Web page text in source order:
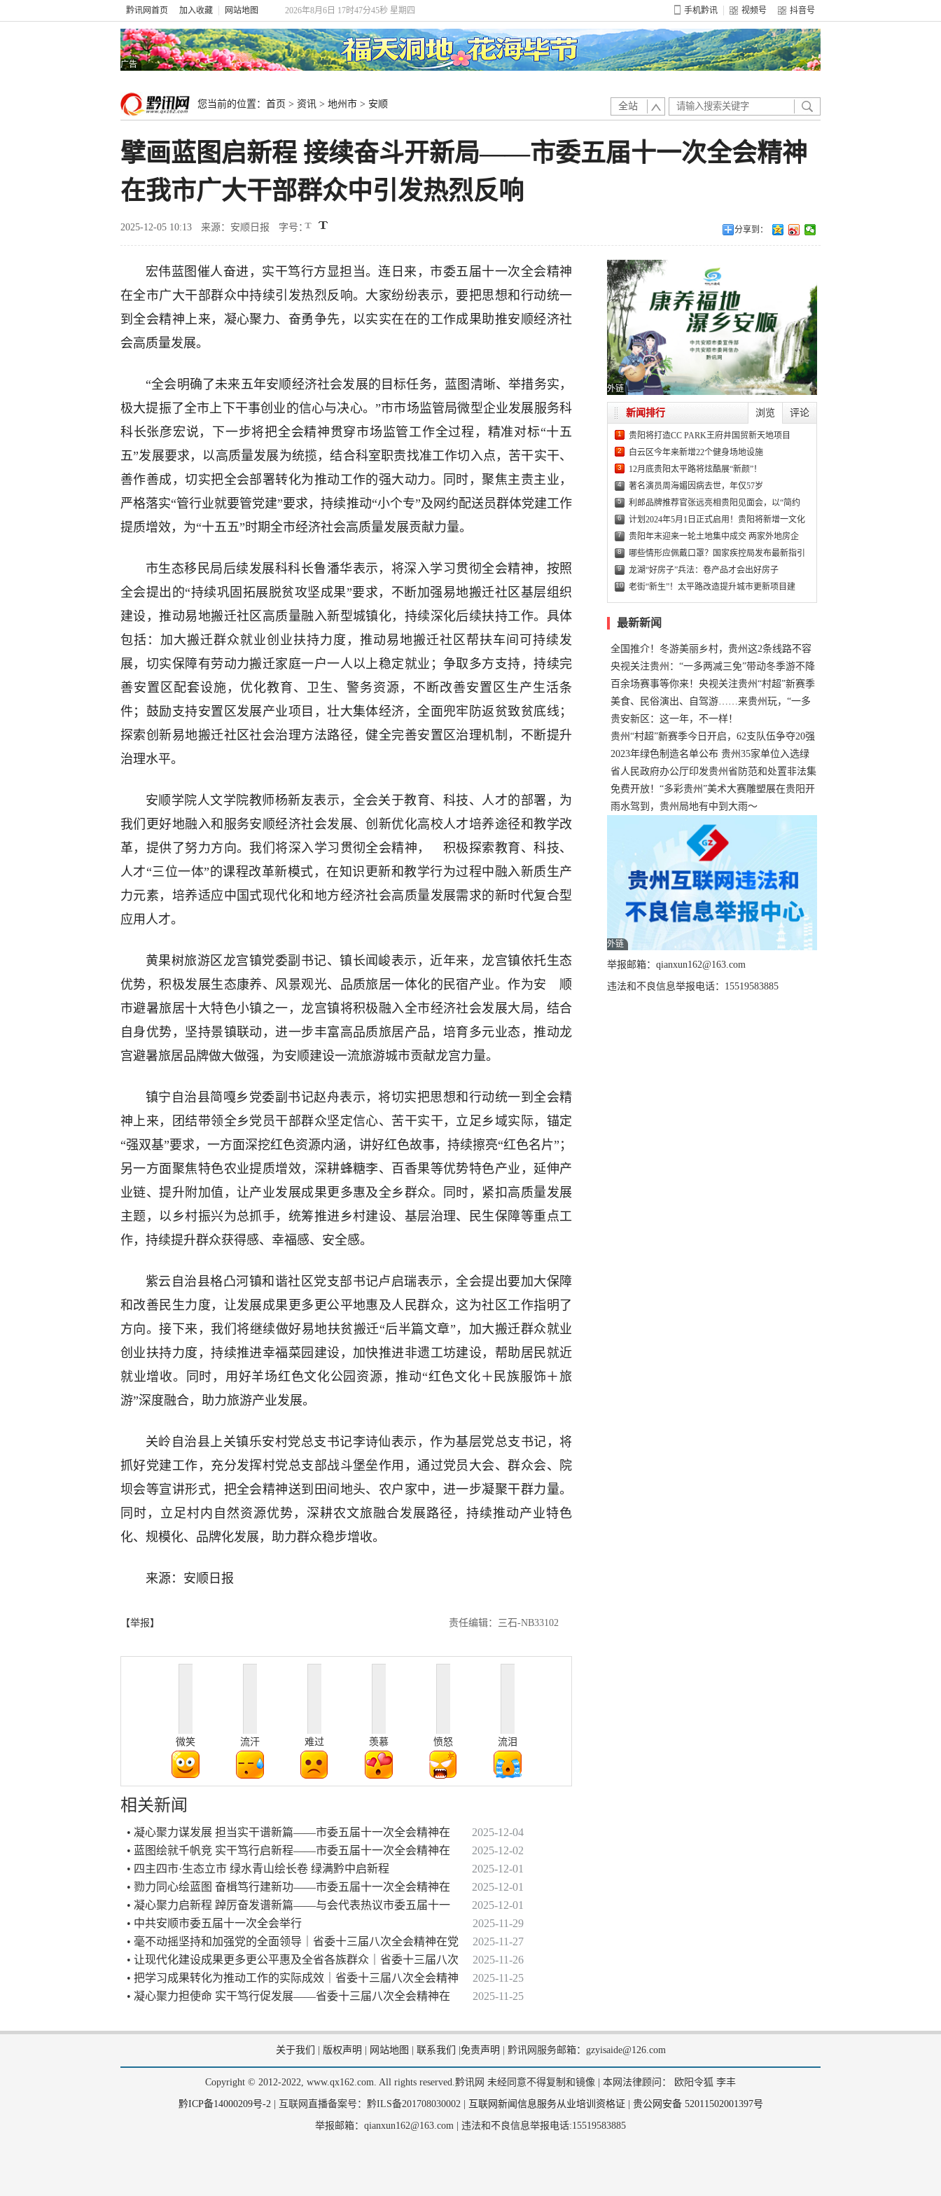
黔讯网首页 加入收藏 网站地图 2026年8月6日 17时47分45秒 星期四 手机黔讯 视频号 抖音号
广告
您当前的位置： 首页 > 资讯 > 地州市 > 安顺 全站
擘画蓝图启新程 接续奋斗开新局——市委五届十一次全会精神
在我市广大干部群众中引发热烈反响
2025-12-05 10:13 来源：安顺日报 字号： 分享到：
宏伟蓝图催人奋进，实干笃行方显担当。连日来，市委五届十一次全会精神
在全市广大干部群众中持续引发热烈反响。大家纷纷表示，要把思想和行动统一
到全会精神上来，凝心聚力、奋勇争先，以实实在在的工作成果助推安顺经济社
会高质量发展。
“全会明确了未来五年安顺经济社会发展的目标任务，蓝图清晰、举措务实，
极大提振了全市上下干事创业的信心与决心。”市市场监管局微型企业发展服务科
科长张彦宏说，下一步将把全会精神贯穿市场监管工作全过程，精准对标“十五
五”发展要求，以高质量发展为统揽，结合科室职责找准工作切入点，苦干实干、
善作善成，切实把全会部署转化为推动工作的强大动力。同时，聚焦主责主业，
严格落实“管行业就要管党建”要求，持续推动“小个专”及网约配送员群体党建工作
提质增效，为“十五五”时期全市经济社会高质量发展贡献力量。
市生态移民局后续发展科科长鲁潘华表示，将深入学习贯彻全会精神，按照
全会提出的“持续巩固拓展脱贫攻坚成果”要求，不断加强易地搬迁社区基层组织
建设，推动易地搬迁社区高质量融入新型城镇化，持续深化后续扶持工作。具体
包括：加大搬迁群众就业创业扶持力度，推动易地搬迁社区帮扶车间可持续发
展，切实保障有劳动力搬迁家庭一户一人以上稳定就业；争取多方支持，持续完
善安置区配套设施，优化教育、卫生、警务资源，不断改善安置区生产生活条
件；鼓励支持安置区发展产业项目，壮大集体经济，全面兜牢防返贫致贫底线；
探索创新易地搬迁社区社会治理方法路径，健全完善安置区治理机制，不断提升
治理水平。
安顺学院人文学院教师杨新友表示，全会关于教育、科技、人才的部署，为
我们更好地融入和服务安顺经济社会发展、创新优化高校人才培养途径和教学改
革，提供了努力方向。我们将深入学习贯彻全会精神， 积极探索教育、科技、
人才“三位一体”的课程改革新模式，在知识更新和教学行为过程中融入新质生产
力元素，培养适应中国式现代化和地方经济社会高质量发展需求的新时代复合型
应用人才。
黄果树旅游区龙宫镇党委副书记、镇长闻峻表示，近年来，龙宫镇依托生态
优势，积极发展生态康养、风景观光、品质旅居一体化的民宿产业。作为安 顺
市避暑旅居十大特色小镇之一，龙宫镇将积极融入全市经济社会发展大局，结合
自身优势，坚持景镇联动，进一步丰富高品质旅居产品，培育多元业态，推动龙
宫避暑旅居品牌做大做强，为安顺建设一流旅游城市贡献龙宫力量。
镇宁自治县简嘎乡党委副书记赵舟表示，将切实把思想和行动统一到全会精
神上来，团结带领全乡党员干部群众坚定信心、苦干实干，立足乡域实际，锚定
“强双基”要求，一方面深挖红色资源内涵，讲好红色故事，持续擦亮“红色名片”；
另一方面聚焦特色农业提质增效，深耕蜂糖李、百香果等优势特色产业，延伸产
业链、提升附加值，让产业发展成果更多惠及全乡群众。同时，紧扣高质量发展
主题，以乡村振兴为总抓手，统筹推进乡村建设、基层治理、民生保障等重点工
作，持续提升群众获得感、幸福感、安全感。
紫云自治县格凸河镇和谐社区党支部书记卢启瑞表示，全会提出要加大保障
和改善民生力度，让发展成果更多更公平地惠及人民群众，这为社区工作指明了
方向。接下来，我们将继续做好易地扶贫搬迁“后半篇文章”，加大搬迁群众就业
创业扶持力度，持续推进幸福菜园建设，加快推进非遗工坊建设，帮助居民就近
就业增收。同时，用好羊场红色文化公园资源，推动“红色文化＋民族服饰＋旅
游”深度融合，助力旅游产业发展。
关岭自治县上关镇乐安村党总支书记李诗仙表示，作为基层党总支书记，将
抓好党建工作，充分发挥村党总支部战斗堡垒作用，通过党员大会、群众会、院
坝会等宣讲形式，把全会精神送到田间地头、农户家中，进一步凝聚干群力量。
同时，立足村内自然资源优势，深耕农文旅融合发展路径，持续推动产业特色
化、规模化、品牌化发展，助力群众稳步增收。
来源：安顺日报
【举报】 责任编辑：三石-NB33102
微笑 流汗 难过 羡慕 愤怒 流泪
相关新闻
• 凝心聚力谋发展 担当实干谱新篇——市委五届十一次全会精神在
2025-12-04
• 蓝图绘就千帆竞 实干笃行启新程——市委五届十一次全会精神在
2025-12-02
• 四主四市·生态立市 绿水青山绘长卷 绿满黔中启新程
2025-12-01
• 勠力同心绘蓝图 奋楫笃行建新功——市委五届十一次全会精神在
2025-12-01
• 凝心聚力启新程 踔厉奋发谱新篇——与会代表热议市委五届十一
2025-12-01
• 中共安顺市委五届十一次全会举行
2025-11-29
• 毫不动摇坚持和加强党的全面领导｜省委十三届八次全会精神在党
2025-11-27
• 让现代化建设成果更多更公平惠及全省各族群众｜省委十三届八次
2025-11-26
• 把学习成果转化为推动工作的实际成效｜省委十三届八次全会精神
2025-11-25
• 凝心聚力担使命 实干笃行促发展——省委十三届八次全会精神在
2025-11-25
外链
浏览 评论
新闻排行
1 贵阳将打造CC PARK王府井国贸新天地项目
2 白云区今年来新增22个健身场地设施
3 12月底贵阳太平路将炫酷展“新颜”！
4 著名演员周海媚因病去世，年仅57岁
5 利郎品牌推荐官张远亮相贵阳见面会，以“简约
6 计划2024年5月1日正式启用！贵阳将新增一文化
7 贵阳年末迎来一轮土地集中成交 两家外地房企
8 哪些情形应佩戴口罩？国家疾控局发布最新指引
9 龙湖“好房子”兵法：卷产品才会出好房子
10 老街“新生”！太平路改造提升城市更新项目建
最新新闻
全国推介！冬游美丽乡村，贵州这2条线路不容
错过
央视关注贵州：“一多两减三免”带动冬季游不降
温
百余场赛事等你来！央视关注贵州“村超”新赛季
正式“打响”
美食、民俗演出、自驾游……来贵州玩，“一多
两减三免”！
贵安新区：这一年，不一样！
贵州“村超”新赛季今日开启，62支队伍争夺20强
名额
2023年绿色制造名单公布 贵州35家单位入选绿
色工厂
省人民政府办公厅印发贵州省防范和处置非法集
资工作实施细则
免费开放！“多彩贵州”美术大赛雕塑展在贵阳开
展，持续至1月19日
雨水驾到，贵州局地有中到大雨～
外链
举报邮箱：qianxun162@163.com
违法和不良信息举报电话：15519583885
关于我们 版权声明 网站地图 联系我们 免责声明 黔讯网服务邮箱：gzyisaide@126.com
Copyright © 2012-2022, www.qx162.com. All rights reserved.黔讯网 未经同意不得复制和镜像 | 本网法律顾问： 欧阳令狐 李丰
黔ICP备14000209号-2| 互联网直播备案号：黔ILS备201708030002 | 互联网新闻信息服务从业培训资格证 贵公网安备 52011502001397号
举报邮箱：qianxun162@163.com | 违法和不良信息举报电话:15519583885